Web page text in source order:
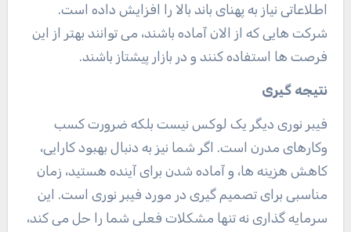
اطلاعاتی نیاز به پهنای باند بالا را افزایش داده است.
شرکت هایی که از الان آماده باشند، می توانند بهتر از این
فرصت ها استفاده کنند و در بازار پیشتاز باشند.
نتیجه گیری
فیبر نوری دیگر یک لوکس نیست بلکه ضرورت کسب
وکارهای مدرن است. اگر شما نیز به دنبال بهبود کارایی،
کاهش هزینه ها، و آماده شدن برای آینده هستید، زمان
مناسبی برای تصمیم گیری در مورد فیبر نوری است. این
سرمایه گذاری نه تنها مشکلات فعلی شما را حل می کند،